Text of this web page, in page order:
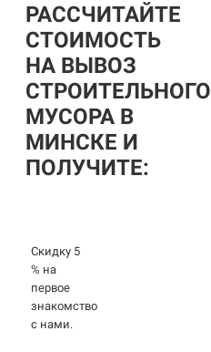
РАССЧИТАЙТЕ
СТОИМОСТЬ
НА ВЫВОЗ
СТРОИТЕЛЬНОГО
МУСОРА В
МИНСКЕ И
ПОЛУЧИТЕ:
Скидку 5
% на
первое
знакомство
с нами.